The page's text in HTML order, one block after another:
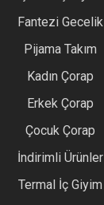
Fantezi Gecelik
Pijama Takım
Kadın Çorap
Erkek Çorap
Çocuk Çorap
İndirimli Ürünler
Termal İç Giyim